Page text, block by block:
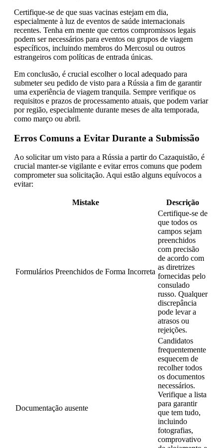
Certifique-se de que suas vacinas estejam em dia,
especialmente à luz de eventos de saúde internacionais
recentes. Tenha em mente que certos compromissos legais
podem ser necessários para eventos ou grupos de viagem
específicos, incluindo membros do Mercosul ou outros
estrangeiros com políticas de entrada únicas.
Em conclusão, é crucial escolher o local adequado para
submeter seu pedido de visto para a Rússia a fim de garantir
uma experiência de viagem tranquila. Sempre verifique os
requisitos e prazos de processamento atuais, que podem variar
por região, especialmente durante meses de alta temporada,
como março ou abril.
Erros Comuns a Evitar Durante a Submissão
Ao solicitar um visto para a Rússia a partir do Cazaquistão, é
crucial manter-se vigilante e evitar erros comuns que podem
comprometer sua solicitação. Aqui estão alguns equívocos a
evitar:
Mistake Descrição
Formulários Preenchidos de Forma Incorreta
Certifique-se de
que todos os
campos sejam
preenchidos
com precisão
de acordo com
as diretrizes
fornecidas pelo
consulado
russo. Qualquer
discrepância
pode levar a
atrasos ou
rejeições.
Documentação ausente
Candidatos
frequentemente
esquecem de
recolher todos
os documentos
necessários.
Verifique a lista
para garantir
que tem tudo,
incluindo
fotografias,
comprovativo